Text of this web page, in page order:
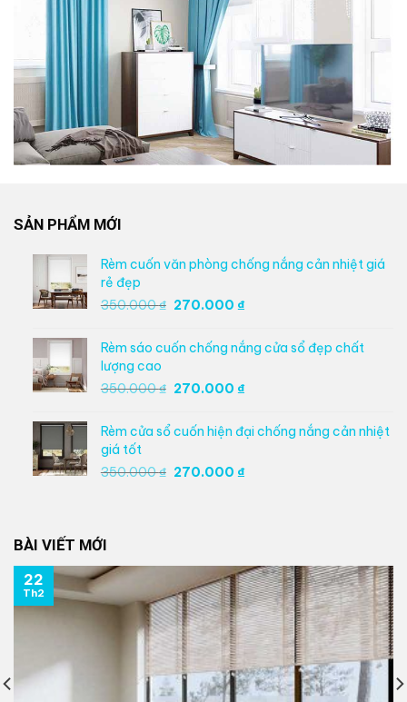
SẢN PHẨM MỚI
Rèm cuốn văn phòng chống nắng cản nhiệt giá
rẻ đẹp
350.000₫ Giá
là:
350.000 ₫.
270.000 ₫Giá
tại
là:
270.000 ₫.
Rèm sáo cuốn chống nắng cửa sổ đẹp chất
lượng cao
350.000₫ Giá
là:
350.000 ₫.
270.000 ₫Giá
tại
là:
Rèm cửa sổ cuốn hiện đại chống nắng cản nhiệt
giá tốt
350.000₫ Giá
270.000 ₫Giá
BÀI VIẾT MỚI
22
Th2